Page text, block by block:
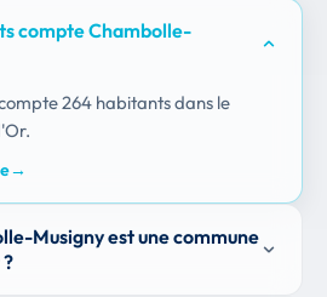
compte Chambolle-
264 habitants dans le
→
Musigny est une commune